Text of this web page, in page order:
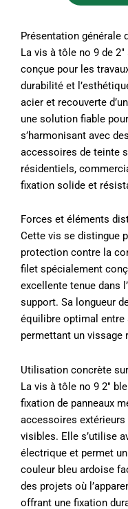
Présentation générale
La vis à tôle no 9 de
conçue pour les
durabilité et
acier et recouverte
une solution fiable
s’harmonisant avec
accessoires de teinte
résidentiels,
fixation solide et
Forces et éléments
Cette vis se distingue
protection contre la
filet spécialement
excellente tenue dans
support. Sa longueur
équilibre optimal
permettant un vissage
Utilisation concrète
La vis à tôle no 9 2″
fixation de panneaux
accessoires
visibles. Elle s’utilise
électrique et permet
couleur bleu ardoise
des projets où
offrant une fixation